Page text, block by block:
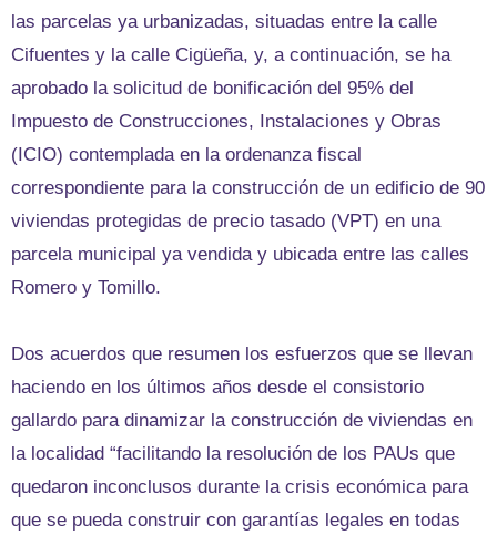
las parcelas ya urbanizadas, situadas entre la calle
Cifuentes y la calle Cigüeña, y, a continuación, se ha
aprobado la solicitud de bonificación del 95% del
Impuesto de Construcciones, Instalaciones y Obras
(ICIO) contemplada en la ordenanza fiscal
correspondiente para la construcción de un edificio de 90
viviendas protegidas de precio tasado (VPT) en una
parcela municipal ya vendida y ubicada entre las calles
Romero y Tomillo.
Dos acuerdos que resumen los esfuerzos que se llevan
haciendo en los últimos años desde el consistorio
gallardo para dinamizar la construcción de viviendas en
la localidad “facilitando la resolución de los PAUs que
quedaron inconclusos durante la crisis económica para
que se pueda construir con garantías legales en todas